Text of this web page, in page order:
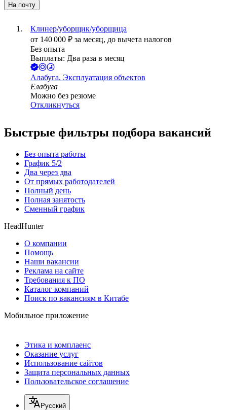
На почту
Клинер/уборщик/уборщица
от 140 000 ₽ за месяц, до вычета налогов
Без опыта
Выплаты: Два раза в месяц
Алабуга. Эксплуатация объектов
Елабуга
Можно без резюме
Откликнуться
Быстрые фильтры подбора вакансий
Без опыта работы
График 5/2
Два через два
От прямых работодателей
Полный день
Полная занятость
Сменный график
HeadHunter
О компании
Помощь
Наши вакансии
Реклама на сайте
Требования к ПО
Каталог компаний
Поиск по вакансиям в Китабе
Мобильное приложение
Этика и комплаенс
Оказание услуг
Использование сайтов
Защита персональных данных
Пользовательское соглашение
Русский